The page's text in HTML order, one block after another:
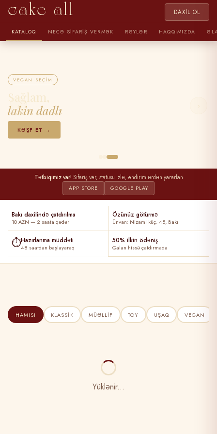
cake all DAXIL OL
KATALOQ NECƏ SIFARIŞ VERMƏK RƏYLƏR HAQQIMIZDA
VEGAN SEÇIM
Sağlam,
lakin dadlı
KƏŞF ET →
‹ ›
Tətbiqimiz var! Sifariş ver, statusu izlə, endirimlərdən yararlan
APP STORE GOOGLE PLAY
Bakı daxilində çatdırılma
10 AZN — 2 saata qədər
Özünüz götürmə
Ünvan: Nizami küç. 45, Bakı
⏱Hazırlanma müddəti
48 saatdan başlayaraq
50% ilkin ödəniş
Qalan hissə çatdırmada
HAMISI KLASSIK MÜƏLLIF TOY UŞAQ VEGAN
Yüklənir...